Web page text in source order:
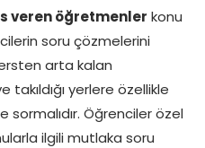
veren öğretmenler konu
soru çözmelerini
arta kalan
takıldığı yerlere özellikle
Öğrenciler özel
ilgili mutlaka soru